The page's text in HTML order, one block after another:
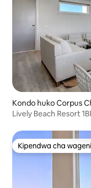
Kondo huko Corpus
Lively Beach Resort
Kipendwa cha wageni
Kipendwa cha wageni